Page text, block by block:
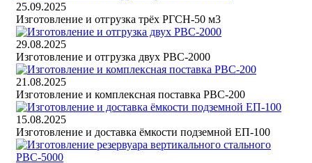
25.09.2025
Изготовление и отгрузка трёх РГСН-50 м3
29.08.2025
Изготовление и отгрузка двух РВС-2000
21.08.2025
Изготовление и комплексная поставка РВС-200
15.08.2025
Изготовление и доставка ёмкости подземной ЕП-100